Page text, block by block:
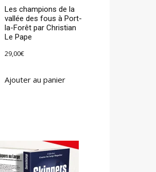
Les champions de la
vallée des fous à Port-
la-Forêt par Christian
Le Pape
29,00€
Ajouter au panier